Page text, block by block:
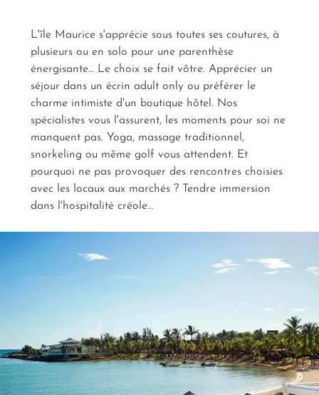
Puis, s'abandonner au ressourcement d'un spa durant
votrevoyage solo à l'île Maurice.
L'île Maurice s'apprécie sous toutes ses coutures, à
plusieurs ou en solo pour une parenthèse
énergisante… Le choix se fait vôtre. Apprécier un
séjour dans un écrin adult only ou préférer le
charme intimiste d'un boutique hôtel. Nos
spécialistes vous l'assurent, les moments pour soi ne
manquent pas. Yoga, massage traditionnel,
snorkeling ou même golf vous attendent. Et
pourquoi ne pas provoquer des rencontres choisies
avec les locaux aux marchés ? Tendre immersion
dans l'hospitalité créole…